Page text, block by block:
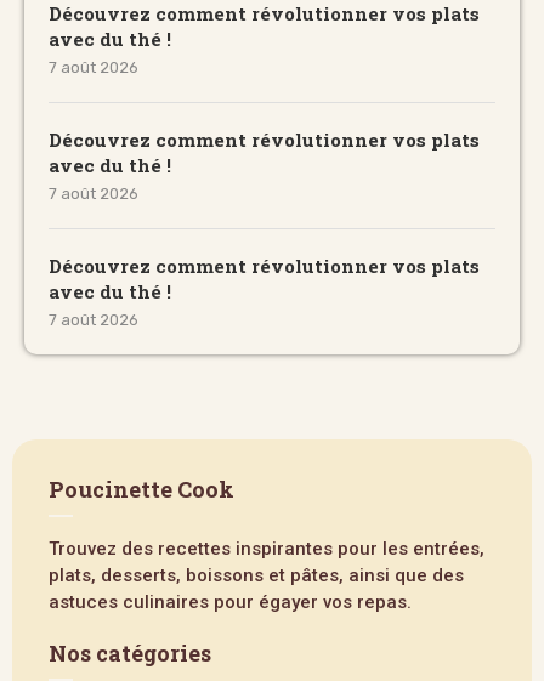
Découvrez comment révolutionner vos plats
avec du thé !
7 août 2026
Découvrez comment révolutionner vos plats
avec du thé !
7 août 2026
Découvrez comment révolutionner vos plats
avec du thé !
7 août 2026
Poucinette Cook
Trouvez des recettes inspirantes pour les entrées,
plats, desserts, boissons et pâtes, ainsi que des
astuces culinaires pour égayer vos repas.
Nos catégories